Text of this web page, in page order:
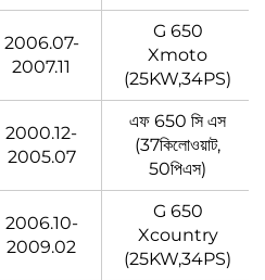
2006.07-
2007.11
G 650
Xmoto
(25KW,34PS)
2000.12-
2005.07
এফ 650 সি এস
(37কিলোওয়াট,
50পিএস)
2006.10-
2009.02
G 650
Xcountry
(25KW,34PS)